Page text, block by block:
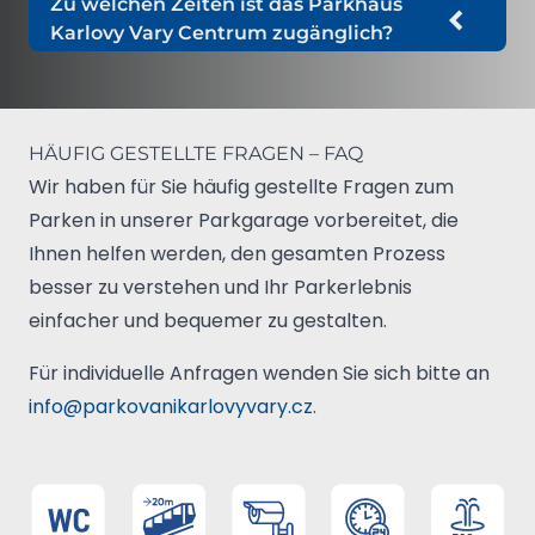
HÄUFIG GESTELLTE FRAGEN – FAQ
Wir haben für Sie häufig gestellte Fragen zum
Parken in unserer Parkgarage vorbereitet, die
Ihnen helfen werden, den gesamten Prozess
besser zu verstehen und Ihr Parkerlebnis
einfacher und bequemer zu gestalten.
Für individuelle Anfragen wenden Sie sich bitte an
info@parkovanikarlovyvary.cz.
etwa 20 Meter vom Gebäude entfernt. Link
zur Navigation.
Einfahrt am Tag der Ankunft und Abreise zu
und von der Unterkunft zum Be- und Entladen
Inneren Kurgebiet nicht möglich.
Ja, kostenlose Toiletten sind aus betrieblichen
Gründen täglich von 8:00 bis 15:00 Uhr
Karlovy Vary Centrum zugänglich?